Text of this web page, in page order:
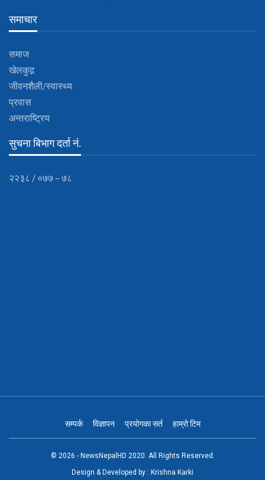
समाचार
समाज
खेलकुद़़
जीवनशैली/स्वास्थ्य
प्रवास
अन्तराष्ट्रिय
सुचना बिभाग दर्ता नं.
२२३८ / ०७७ – ७८
सम्पर्क विज्ञापन प्रयोगका सर्त हाम्रो टिम
© 2026 - NewsNepalHD 2020. All Rights Reserved.
Design & Developed by : Krishna Karki